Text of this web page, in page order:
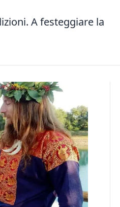
A festeggiare la